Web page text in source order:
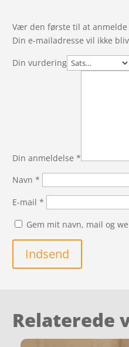
Vær den første til at anmelde
Din e-mailadresse vil ikke
Din vurdering
Din anmeldelse*
Navn*
E-mail*
Gem mit navn, mail og
Indsend
Relaterede